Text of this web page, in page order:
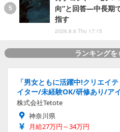
向”と回答―中長期
指す
2026.8.6 Thu 17:15
ランキングを
「男女ともに活躍中!クリエイ
イター/未経験OK/研修あり/ア
株式会社Tetote
神奈川県
月給27万円～34万円